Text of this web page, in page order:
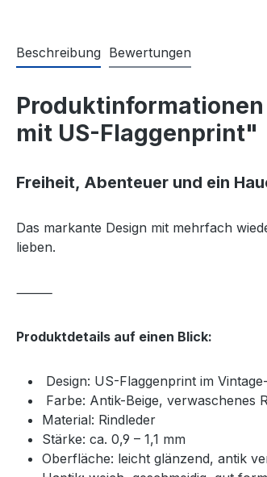
Beschreibung Bewertungen
mit US-Flaggenprint"
Freiheit, Abenteuer und ein
Das markante Design mit mehrfach
lieben.
⸻
Produktdetails auf einen Blick:
Design: US-Flaggenprint im
Farbe: Antik-Beige, verwaschenes
Material: Rindleder
Stärke: ca. 0,9 – 1,1 mm
Oberfläche: leicht glänzend, antik